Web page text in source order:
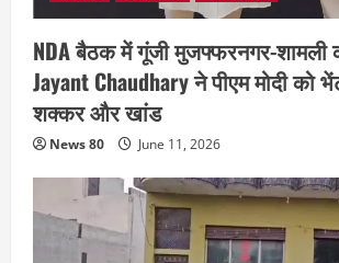
NDA बैठक में गूंजी मुजफ्फरनगर-शामली
Jayant Chaudhary ने पीएम मोदी को
शक्कर और खांड
News 80 June 11, 2026